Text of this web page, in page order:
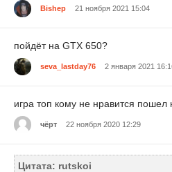
Bishep 21 ноября 2021 15:04
пойдёт на GTX 650?
seva_lastday76 2 января 2021
игра топ кому не нравится пошел
чёрт 22 ноября 2020 12:29
Цитата: rutskoi